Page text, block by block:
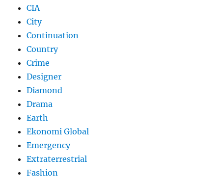
CIA
City
Continuation
Country
Crime
Designer
Diamond
Drama
Earth
Ekonomi Global
Emergency
Extraterrestrial
Fashion